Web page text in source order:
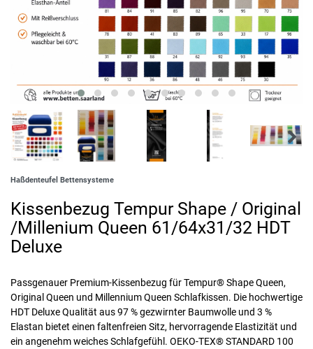
Haßdenteufel Bettensysteme
Kissenbezug Tempur Shape / Original
/Millenium Queen 61/64x31/32 HDT
Deluxe
Passgenauer Premium-Kissenbezug für Tempur® Shape Queen,
Original Queen und Millennium Queen Schlafkissen. Die hochwertige
HDT Deluxe Qualität aus 97 % gezwirnter Baumwolle und 3 %
Elastan bietet einen faltenfreien Sitz, hervorragende Elastizität und
ein angenehm weiches Schlafgefühl. OEKO-TEX® STANDARD 100